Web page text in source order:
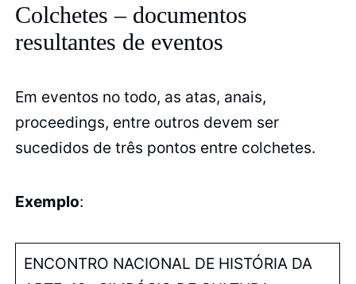
Colchetes – documentos
resultantes de eventos
Em eventos no todo, as atas, anais,
proceedings, entre outros devem ser
sucedidos de três pontos entre colchetes.
Exemplo:
ENCONTRO NACIONAL DE HISTÓRIA DA